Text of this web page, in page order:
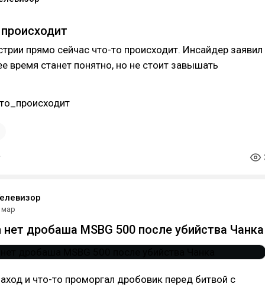
прямо сейчас что-то происходит. Инсайдер заявил
время станет понятно, но не стоит завышать
мар
нет дробаша MSBG 500 после убийства Чанка
и что-то проморгал дробовик перед битвой с